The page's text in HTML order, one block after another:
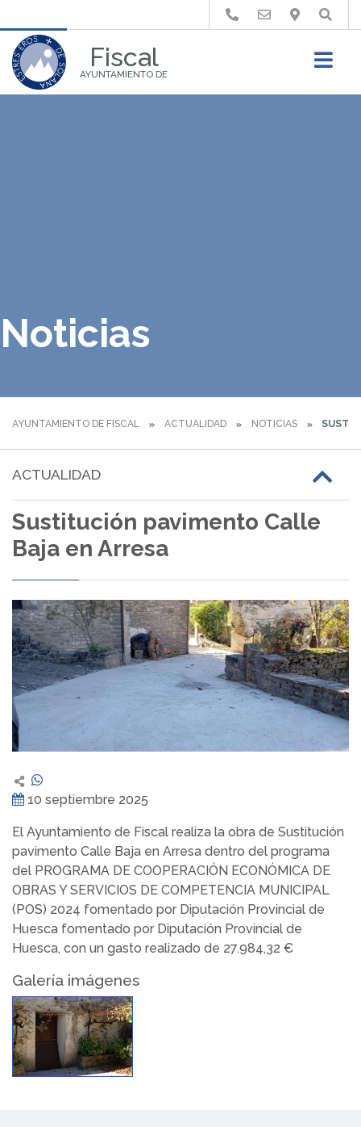
Fiscal
AYUNTAMIENTO DE
Buscar
Noticias
AYUNTAMIENTO DE FISCAL ACTUALIDAD NOTICIAS
ACTUALIDAD
Sustitución pavimento Calle
Baja en Arresa
10 septiembre 2025
El Ayuntamiento de Fiscal realiza la obra de Sustitución
pavimento Calle Baja en Arresa dentro del programa
del PROGRAMA DE COOPERACIÓN ECONÓMICA DE
OBRAS Y SERVICIOS DE COMPETENCIA MUNICIPAL
(POS) 2024 fomentado por Diputación Provincial de
Huesca fomentado por Diputación Provincial de
Huesca, con un gasto realizado de 27.984,32 €
Galería imágenes